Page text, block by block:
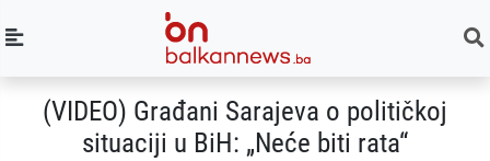
(VIDEO) Građani Sarajeva o političkoj
situaciji u BiH: „Neće biti rata“